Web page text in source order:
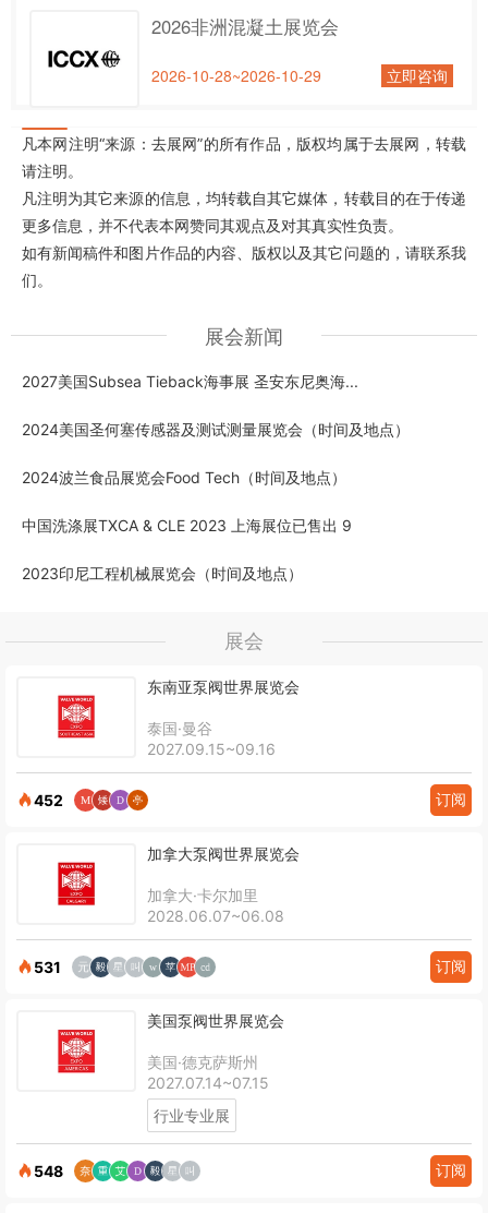
2026非洲混凝土展览会
2026-10-28~2026-10-29 立即咨询
凡本网注明“来源：去展网”的所有作品，版权均属于去展网，转载
请注明。
凡注明为其它来源的信息，均转载自其它媒体，转载目的在于传递
更多信息，并不代表本网赞同其观点及对其真实性负责。
如有新闻稿件和图片作品的内容、版权以及其它问题的，请联系我
们。
展会新闻
2027美国Subsea Tieback海事展 圣安东尼奥海...
2024美国圣何塞传感器及测试测量展览会（时间及地点）
2024波兰食品展览会Food Tech（时间及地点）
中国洗涤展TXCA & CLE 2023 上海展位已售出 9
2023印尼工程机械展览会（时间及地点）
展会
东南亚泵阀世界展览会
泰国·曼谷
2027.09.15~09.16
452 订阅
加拿大泵阀世界展览会
加拿大·卡尔加里
2028.06.07~06.08
531 订阅
美国泵阀世界展览会
美国·德克萨斯州
2027.07.14~07.15
行业专业展
548 订阅